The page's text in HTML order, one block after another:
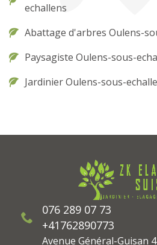
echallens
Abattage d'arbres Oulens-
Paysagiste Oulens-sous-
Jardinier Oulens-sous-
076 289 07 73
+41762890773
Avenue Général-Guisan